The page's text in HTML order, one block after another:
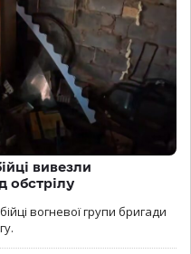
вивезли
обстрілу
вогневої групи бригади